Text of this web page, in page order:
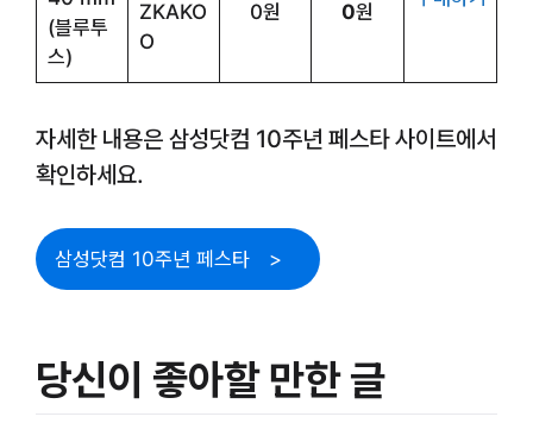
(블루투
스)
ZKAKO
O
0원
0원
자세한 내용은 삼성닷컴 10주년 페스타 사이트에서
확인하세요.
삼성닷컴 10주년 페스타
당신이 좋아할 만한 글